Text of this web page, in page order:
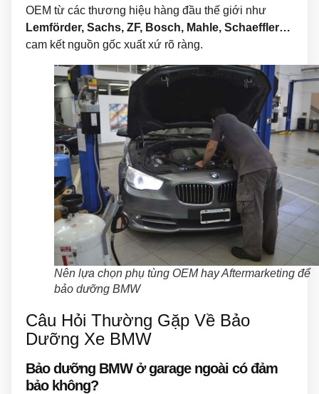
OEM từ các thương hiệu hàng đầu thế giới như
Lemförder, Sachs, ZF, Bosch, Mahle, Schaeffler…
cam kết nguồn gốc xuất xứ rõ ràng.
Nên lựa chọn phụ tùng OEM hay Aftermarketing để
bảo dưỡng BMW
Câu Hỏi Thường Gặp Về Bảo
Dưỡng Xe BMW
Bảo dưỡng BMW ở garage ngoài có đảm
bảo không?